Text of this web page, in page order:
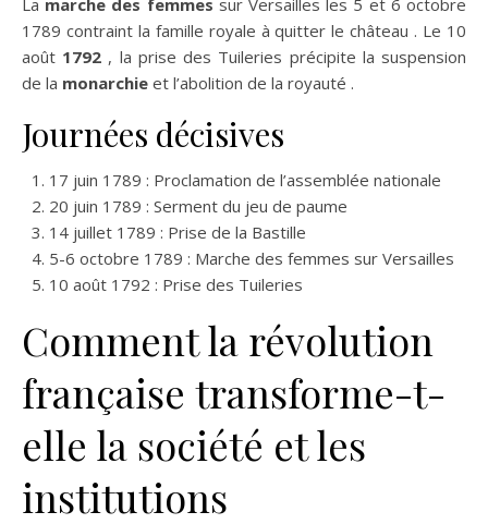
La marche des femmes sur Versailles les 5 et 6 octobre
1789 contraint la famille royale à quitter le château . Le 10
août 1792 , la prise des Tuileries précipite la suspension
de la monarchie et l’abolition de la royauté .
Journées décisives
17 juin 1789 : Proclamation de l’assemblée nationale
20 juin 1789 : Serment du jeu de paume
14 juillet 1789 : Prise de la Bastille
5-6 octobre 1789 : Marche des femmes sur Versailles
10 août 1792 : Prise des Tuileries
Comment la révolution
française transforme-t-
elle la société et les
institutions